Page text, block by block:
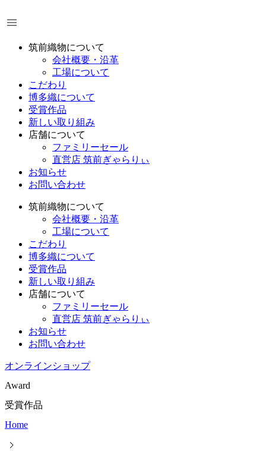
ン
筑前織物について
会社概要・沿革
工場について
こだわり
博多織について
受賞作品
新しい取り組み
店舗について
ファミリーセール
直営店 筑前ぎゃらりぃ
お知らせ
お問い合わせ
筑前織物について
会社概要・沿革
工場について
こだわり
博多織について
受賞作品
新しい取り組み
店舗について
ファミリーセール
直営店 筑前ぎゃらりぃ
お知らせ
お問い合わせ
オンラインショップ
Award
受賞作品
Home